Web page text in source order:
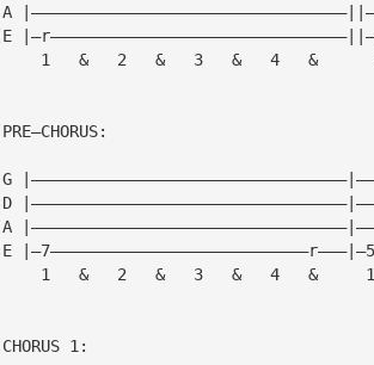
A
E
1   &   2   &   3   &   4   &
PRE—CHORUS:
G
D
A
E
1   &   2   &   3   &   4   &
CHORUS 1: